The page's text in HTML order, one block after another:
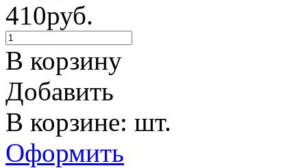
410руб.
В корзину
Добавить
В корзине: шт.
Оформить